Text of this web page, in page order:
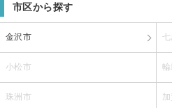
市区から探す
金沢市
小松市
珠洲市